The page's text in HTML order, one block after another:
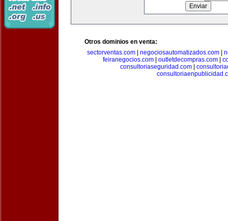
Otros dominios en venta:
sectorventas.com
negociosautomatizados.com
feiranegocios.com| outletdecompras.com|
consultoriaseguridad.com